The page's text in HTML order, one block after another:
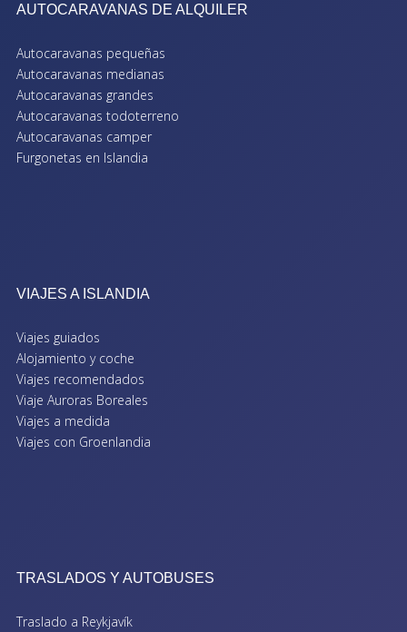
AUTOCARAVANAS DE ALQUILER
Autocaravanas pequeñas
Autocaravanas medianas
Autocaravanas grandes
Autocaravanas todoterreno
Autocaravanas camper
Furgonetas en Islandia
VIAJES A ISLANDIA
Viajes guiados
Alojamiento y coche
Viajes recomendados
Viaje Auroras Boreales
Viajes a medida
Viajes con Groenlandia
TRASLADOS Y AUTOBUSES
Traslado a Reykjavík